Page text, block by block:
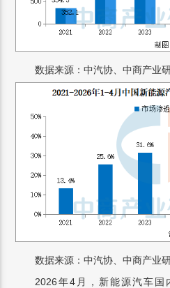
数据来源：中汽协、中商产业
数据来源：中汽协、中商产业
2026年4月，新能源汽车国